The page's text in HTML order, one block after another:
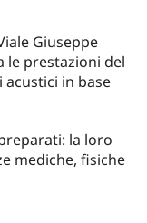
Giuseppe
le prestazioni del
in base
la loro
mediche, fisiche